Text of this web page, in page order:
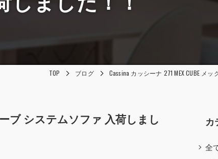
TOP ブログ Cassina カッシーナ 271 MEX CUBE メ
ーブ システムソファ 入荷しまし
カ
全